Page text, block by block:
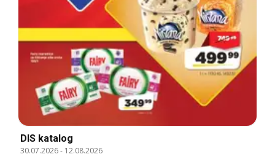
DIS katalog
30.07.2026- 12.08.2026